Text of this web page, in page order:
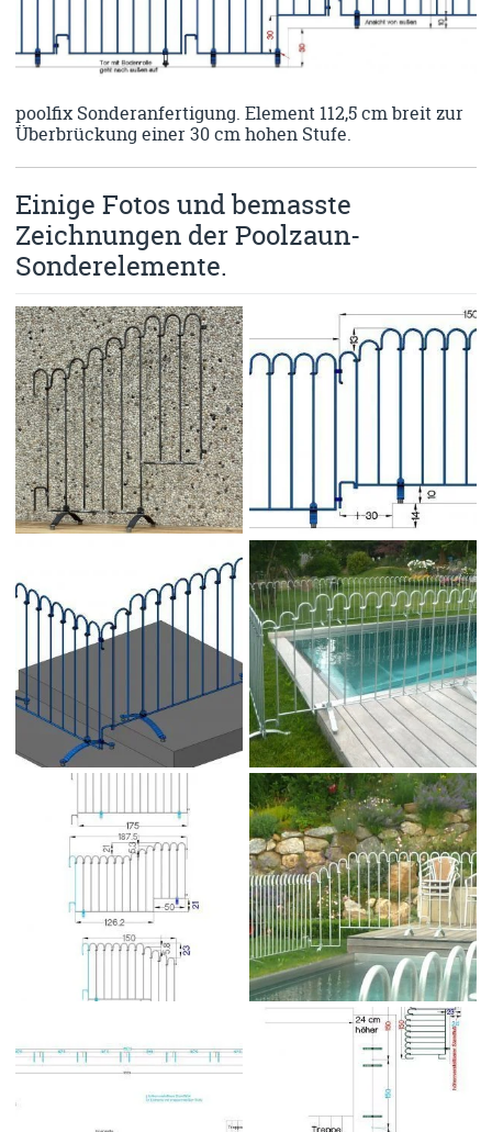
poolfix Sonderanfertigung. Element 112,5 cm breit zur
Überbrückung einer 30 cm hohen Stufe.
Einige Fotos und bemasste
Zeichnungen der Poolzaun-
Sonderelemente.